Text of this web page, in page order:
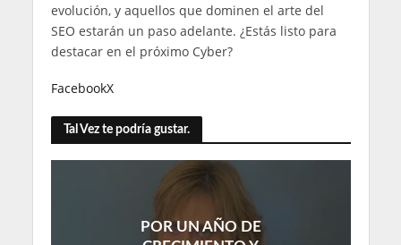
evolución, y aquellos que dominen el arte del
SEO estarán un paso adelante. ¿Estás listo para
destacar en el próximo Cyber?
FacebookX
Tal Vez te podría gustar.
POR UN AÑO DE